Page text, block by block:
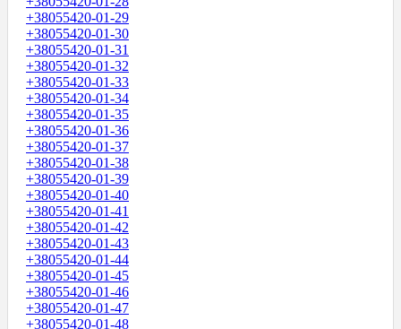
+38055420-01-29
+38055420-01-30
+38055420-01-31
+38055420-01-32
+38055420-01-33
+38055420-01-34
+38055420-01-35
+38055420-01-36
+38055420-01-37
+38055420-01-38
+38055420-01-39
+38055420-01-40
+38055420-01-41
+38055420-01-42
+38055420-01-43
+38055420-01-44
+38055420-01-45
+38055420-01-46
+38055420-01-47
+38055420-01-48